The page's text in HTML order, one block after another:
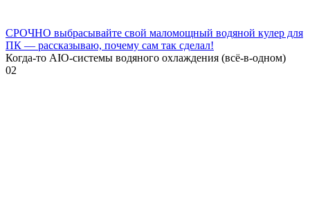
СРОЧНО выбрасывайте свой маломощный водяной кулер для
ПК — рассказываю, почему сам так сделал!
Когда-то AIO-системы водяного охлаждения (всё-в-одном)
02